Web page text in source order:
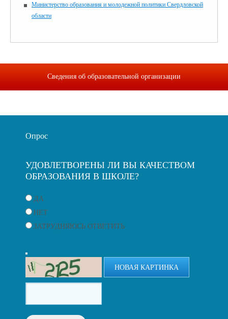
Министерство образования и молодежной политики Свердловской
области
Сведения об образовательной организации
Опрос
УДОВЛЕТВОРЕНЫ ЛИ ВЫ КАЧЕСТВОМ
ОБРАЗОВАНИЯ В ШКОЛЕ?
ДА
НЕТ
ЗАТРУДНЯЮСЬ ОТВЕТИТЬ
НОВАЯ КАРТИНКА